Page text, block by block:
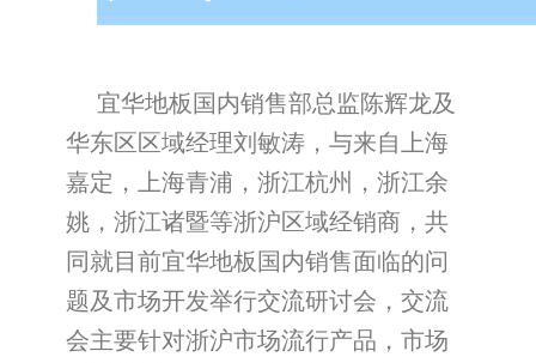
宜华地板国内销售部总监陈辉龙及
华东区区域经理刘敏涛，与来自上海
嘉定，上海青浦，浙江杭州，浙江余
姚，浙江诸暨等浙沪区域经销商，共
同就目前宜华地板国内销售面临的问
题及市场开发举行交流研讨会，交流
会主要针对浙沪市场流行产品，市场